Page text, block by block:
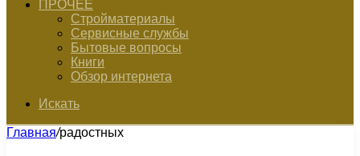
ПРОЧЕЕ
Стройматериалы
Сервисные службы
Бытовые вопросы
Книги
Обзор интернета
Искать
Главная/радостных